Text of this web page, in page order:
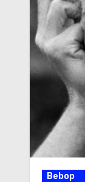
Bebop